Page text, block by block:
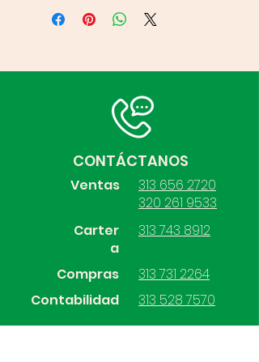
CONTÁCTANOS
Ventas
313 656 2720
320 261 9533
Carter
a
Compras
Contabilidad
313 743 8912
313 731 2264
313 528 7570